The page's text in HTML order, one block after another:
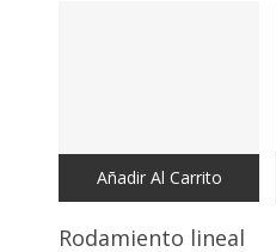
Añadir Al Carrito
Rodamiento lineal